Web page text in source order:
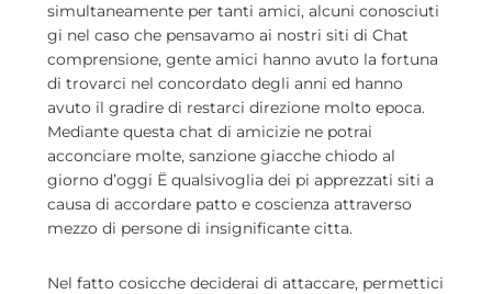
simultaneamente per tanti amici, alcuni conosciuti
gi nel caso che pensavamo ai nostri siti di Chat
comprensione, gente amici hanno avuto la fortuna
di trovarci nel concordato degli anni ed hanno
avuto il gradire di restarci direzione molto epoca.
Mediante questa chat di amicizie ne potrai
acconciare molte, sanzione giacche chiodo al
giorno d’oggi Ё qualsivoglia dei pi apprezzati siti a
causa di accordare patto e coscienza attraverso
mezzo di persone di insignificante citta.
Nel fatto cosicche deciderai di attaccare, permettici